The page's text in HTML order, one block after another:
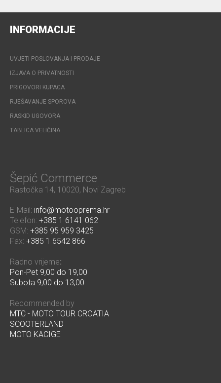
INFORMACIJE
UVJETI POSLOVANJA I PRODAJE
IZJAVA O PRIVATNOSTI
PRIGOVORI KUPACA
RJEŠAVANJE SPOROVA
RASKID UGOVORA
TABLICA VELIČINA
Šepić Commerce
Rastočka 14, 10020, Novi Zagreb
E-Mail: info@motooprema.hr
Telefon: +385 1 6141 062
GSM: +385 95 959 3425
Fax: +385 1 6542 866
Radno vrijeme:
Pon-Pet 9,00 do 19,00
Subota 9,00 do 13,00
Recommended by
MTC - MOTO TOUR CROATIA
SCOOTERLAND
MOTO KACIGE